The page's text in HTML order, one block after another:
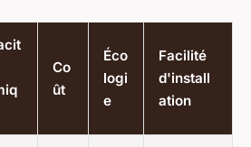
Co
ût
Éco
logi
e
Facilité
d'install
ation